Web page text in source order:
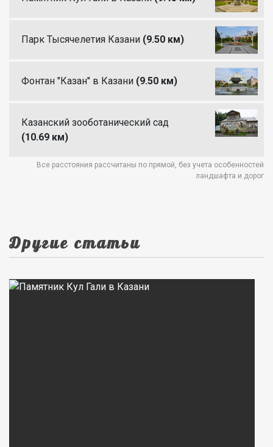
Парк Тысячелетия Казани (9.50 км)
Фонтан "Казан" в Казани (9.50 км)
Казанский зооботанический сад
(10.69 км)
Все расстояния рассчитаны по прямой, без учета особенностей
ландшафта и дорог
Другие статьи